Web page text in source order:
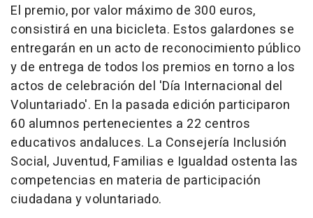
El premio, por valor máximo de 300 euros,
consistirá en una bicicleta. Estos galardones se
entregarán en un acto de reconocimiento público
y de entrega de todos los premios en torno a los
actos de celebración del 'Día Internacional del
Voluntariado'. En la pasada edición participaron
60 alumnos pertenecientes a 22 centros
educativos andaluces. La Consejería Inclusión
Social, Juventud, Familias e Igualdad ostenta las
competencias en materia de participación
ciudadana y voluntariado.